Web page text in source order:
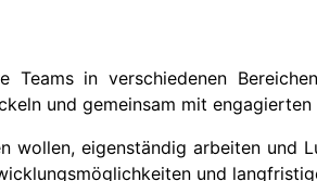
Teams in verschiedenen
und gemeinsam mit
wollen, eigenständig arbeiten und
und